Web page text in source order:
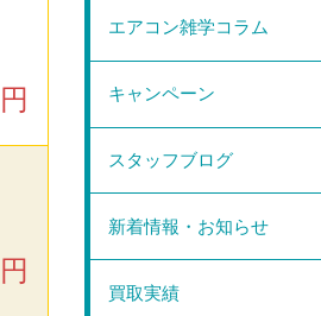
円
円
エアコン雑学コラム
キャンペーン
スタッフブログ
新着情報・お知らせ
買取実績